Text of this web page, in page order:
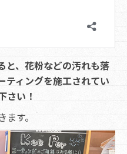
と、花粉などの汚れも落
ティングを施工されてい
さい！
す。